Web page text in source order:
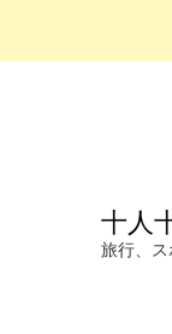
十人
旅行、